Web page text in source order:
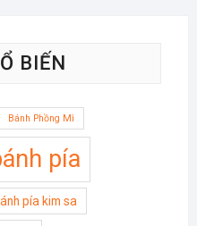
BIẾN
Bánh Phồng Mì
pía
pía kim sa